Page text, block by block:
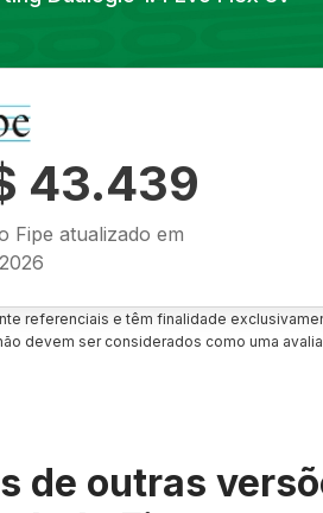
43.439
Fipe atualizado em
referenciais e têm finalidade
devem ser considerados como uma
de outras